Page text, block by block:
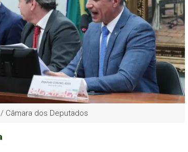
Câmara dos Deputados